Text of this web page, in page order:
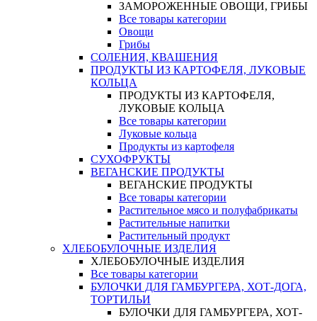
ЗАМОРОЖЕННЫЕ ОВОЩИ, ГРИБЫ
Все товары категории
Овощи
Грибы
СОЛЕНИЯ, КВАШЕНИЯ
ПРОДУКТЫ ИЗ КАРТОФЕЛЯ, ЛУКОВЫЕ
КОЛЬЦА
ПРОДУКТЫ ИЗ КАРТОФЕЛЯ,
ЛУКОВЫЕ КОЛЬЦА
Все товары категории
Луковые кольца
Продукты из картофеля
СУХОФРУКТЫ
ВЕГАНСКИЕ ПРОДУКТЫ
ВЕГАНСКИЕ ПРОДУКТЫ
Все товары категории
Растительное мясо и полуфабрикаты
Растительные напитки
Растительный продукт
ХЛЕБОБУЛОЧНЫЕ ИЗДЕЛИЯ
ХЛЕБОБУЛОЧНЫЕ ИЗДЕЛИЯ
Все товары категории
БУЛОЧКИ ДЛЯ ГАМБУРГЕРА, ХОТ-ДОГА,
ТОРТИЛЬИ
БУЛОЧКИ ДЛЯ ГАМБУРГЕРА, ХОТ-